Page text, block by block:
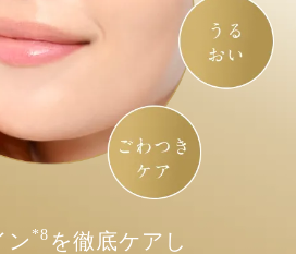
ン *8 を徹底ケアし